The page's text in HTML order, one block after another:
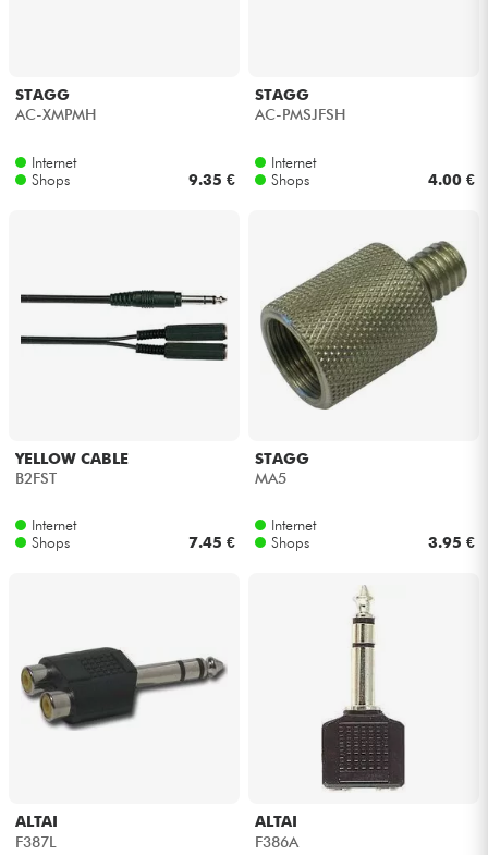
STAGG
AC-XMPMH
Internet
Shops
9.35 €
STAGG
AC-PMSJFSH
Internet
Shops
4.00 €
YELLOW CABLE
B2FST
Internet
Shops
7.45 €
STAGG
MA5
Internet
Shops
3.95 €
ALTAI
F387L
ALTAI
F386A